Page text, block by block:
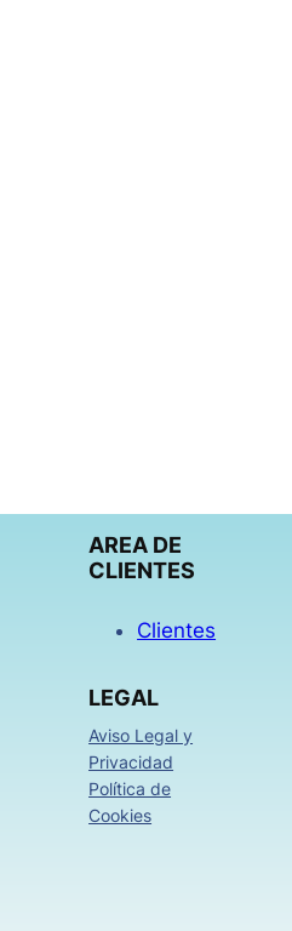
AREA DE
CLIENTES
Clientes
LEGAL
Aviso Legal y
Privacidad
Política de
Cookies